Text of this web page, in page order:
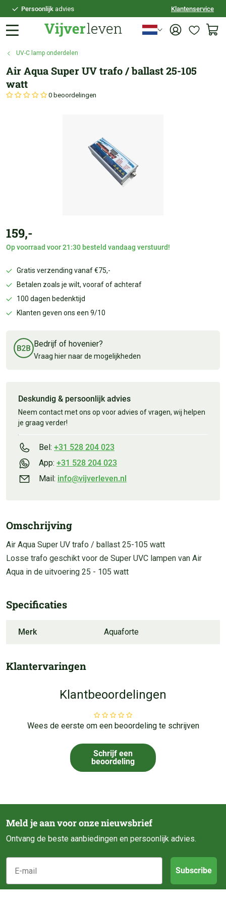
Persoonlijk advies
21:30besteld,vandaagverzonden
Persoonlijkadvies
Klantenservice
UV-C lamp onderdelen
Air Aqua Super UV trafo / ballast 25-105
watt
0 beoordelingen
159,-
Op voorraad voor 21:30 besteld vandaag verstuurd!
Gratis verzending vanaf €75,-
Betalen zoals je wilt, vooraf of achteraf
100 dagen bedenktijd
Klanten geven ons een 9/10
Bedrijf of hovenier?
Vraag hier naar de mogelijkheden
Deskundig & persoonlijk advies
Neem contact met ons op voor advies of vragen, wij helpen
je graag verder!
Bel: +31 528 204 023
App: +31 528 204 023
Mail: info@vijverleven.nl
Omschrijving
Air Aqua Super UV trafo / ballast 25-105 watt
Losse trafo geschikt voor de Super UVC lampen van Air
Aqua in de uitvoering 25 - 105 watt
Specificaties
Merk Aquaforte
Klantervaringen
Klantbeoordelingen
Wees de eerste om een beoordeling te schrijven
Schrijf een
beoordeling
Meld je aan voor onze nieuwsbrief
Ontvang de beste aanbiedingen en persoonlijk advies.
E-mail
Subscribe